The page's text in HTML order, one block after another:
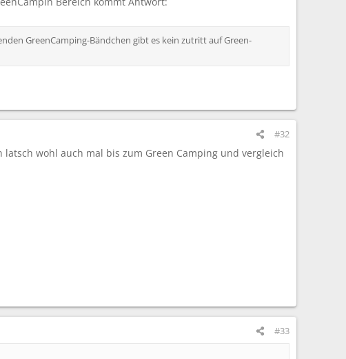
GreenCamping-Bändchen gibt es kein zutritt auf Green-
#32
wohl auch mal bis zum Green Camping und vergleich
#33